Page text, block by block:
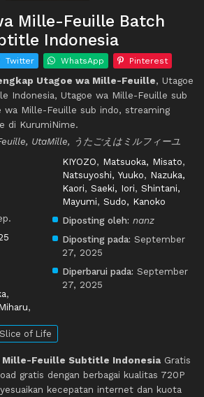
Mille-Feuille Batch
Indonesia
Twitter WhatsApp Pinterest
Utagoe wa Mille-Feuille, Utagoe
Indonesia, Utagoe wa Mille-Feuille sub
wa Mille-Feuille sub indo, streaming
di KurumiNime.
UtaMille, うたごえはミルフィーユ
,
,
KIYOZO, Matsuoka, Misato,
Natsuyoshi, Yuuko, Nazuka,
Kaori,Saeki, Iori,Shintani,
Mayumi,Sudo, Kanoko
Diposting oleh: nanz
Diposting pada: September
27, 2025
Diperbarui pada: September
27, 2025
Slice of Life
Mille-Feuille Subtitle Indonesia Gratis
gratis dengan berbagai kualitas 720P
kecepatan internet dan kuota